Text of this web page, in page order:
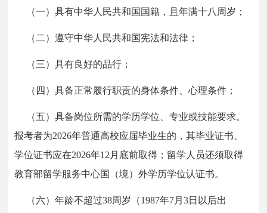
（一）具有中华人民共和国国籍，且年满十八周岁；
（二）遵守中华人民共和国宪法和法律；
（三）具有良好的品行；
（四）具备正常履行职责的身体条件、心理条件；
（五）具备岗位所需的学历学位、专业或技能要求。
报考者为2026年普通高校应届毕业生的，其毕业证书、
学位证书应在2026年12月底前取得；留学人员还须取得
教育部留学服务中心国（境）外学历学位认证书。
（六）年龄不超过38周岁（1987年7月3日以后出